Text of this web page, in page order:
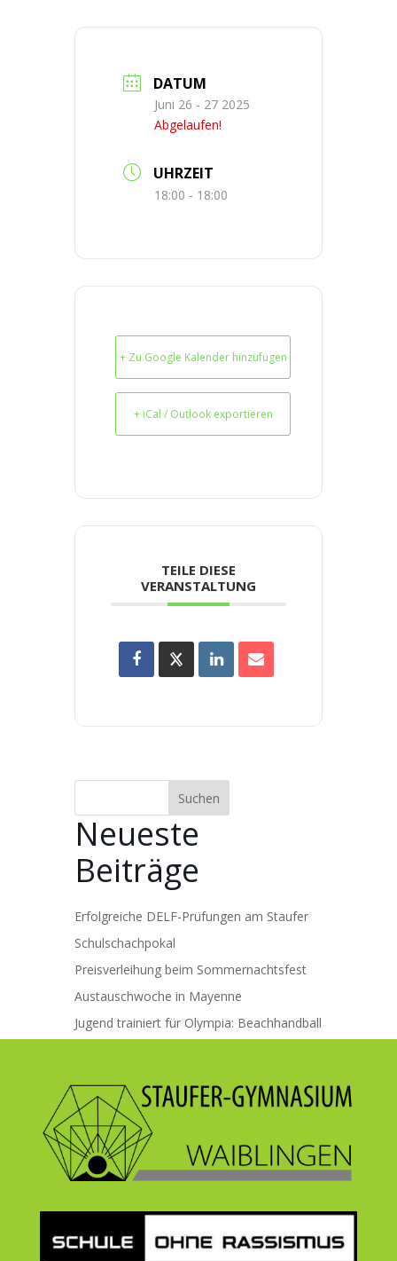
DATUM
Juni 26 - 27 2025
Abgelaufen!
UHRZEIT
18:00 - 18:00
+ Zu Google Kalender hinzufügen
+ iCal / Outlook exportieren
TEILE DIESE
VERANSTALTUNG
Suchen
Neueste
Beiträge
Erfolgreiche DELF-Prüfungen am Staufer
Schulschachpokal
Preisverleihung beim Sommernachtsfest
Austauschwoche in Mayenne
Jugend trainiert für Olympia: Beachhandball